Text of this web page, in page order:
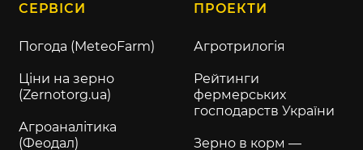
СЕРВІСИ
Погода (MeteoFarm)
Ціни на зерно
(Zernotorg.ua)
Агроаналітика
(Феодал)
ПРОЕКТИ
Агротрилогія
Рейтинги
фермерських
господарств України
Зерно в корм —